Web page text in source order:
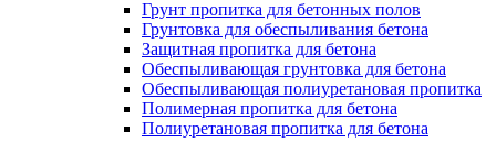
Грунт пропитка для бетонных полов
Грунтовка для обеспыливания бетона
Защитная пропитка для бетона
Обеспыливающая грунтовка для бетона
Обеспыливающая полиуретановая пропитка
Полимерная пропитка для бетона
Полиуретановая пропитка для бетона